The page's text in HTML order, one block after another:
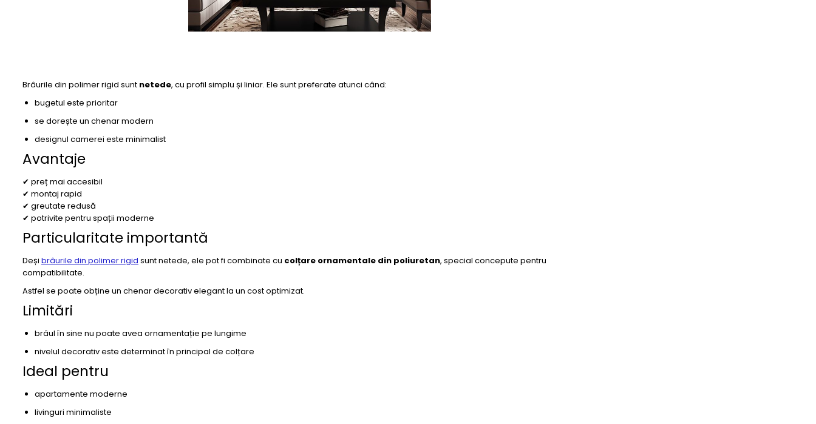
Brâurile din polimer rigid sunt netede, cu profil simplu și liniar. Ele sunt preferate atunci când:
bugetul este prioritar
se dorește un chenar modern
designul camerei este minimalist
Avantaje
✔ preț mai accesibil
✔ montaj rapid
✔ greutate redusă
✔ potrivite pentru spații moderne
Particularitate importantă
Deși brâurile din polimer rigid sunt netede, ele pot fi combinate cu colțare ornamentale din poliuretan, special concepute pentru
compatibilitate.
Astfel se poate obține un chenar decorativ elegant la un cost optimizat.
Limitări
brâul în sine nu poate avea ornamentație pe lungime
nivelul decorativ este determinat în principal de colțare
Ideal pentru
apartamente moderne
livinguri minimaliste